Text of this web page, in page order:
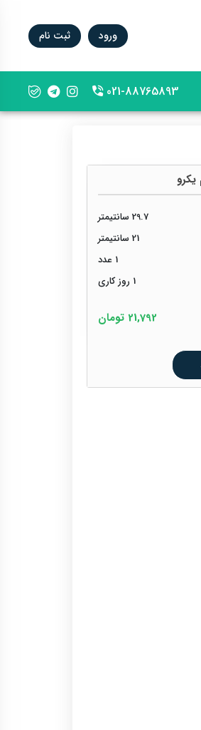
ورود ثبت نام
phone-2 021-88765893
29.7 سانتیمتر
21 سانتیمتر
1 عدد
1 روز کاری
21,792 تومان